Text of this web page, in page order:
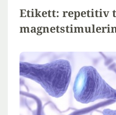
Etikett: repetitiv